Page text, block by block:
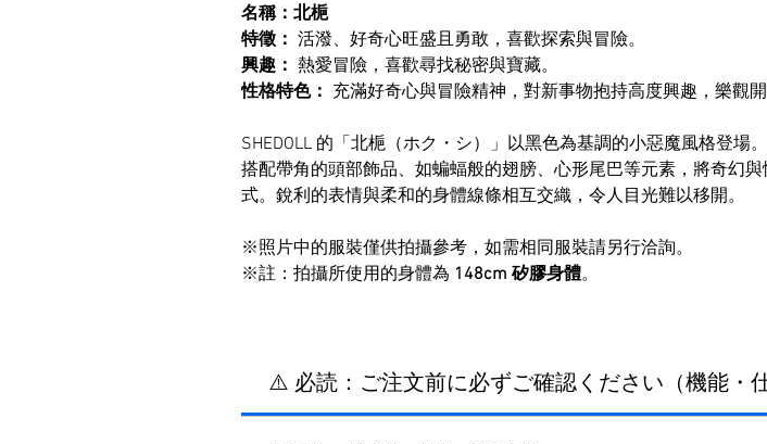
名稱：北梔
特徵： 活潑、好奇心旺盛且勇敢，喜歡探索與冒險。
興趣： 熱愛冒險，喜歡尋找秘密與寶藏。
性格特色： 充滿好奇心與冒險精神，對新事物抱持高度興趣，樂觀
SHEDOLL 的「北梔（ホク・シ）」以黑色為基調的小惡魔風格登場。
搭配帶角的頭部飾品、如蝙蝠般的翅膀、心形尾巴等元素，將奇幻
式。銳利的表情與柔和的身體線條相互交織，令人目光難以移開。
※照片中的服裝僅供拍攝參考，如需相同服裝請另行洽詢。
※註：拍攝所使用的身體為 148cm 矽膠身體。
⚠️ 必読：ご注文前に必ずご確認ください（機能・仕